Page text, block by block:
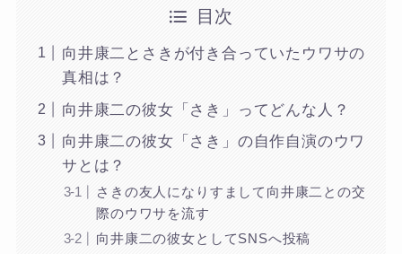
目次
向井康二とさきが付き合っていたウワサの
真相は？
向井康二の彼女「さき」ってどんな人？
向井康二の彼女「さき」の自作自演のウワ
サとは？
さきの友人になりすまして向井康二との交
際のウワサを流す
向井康二の彼女としてSNSへ投稿